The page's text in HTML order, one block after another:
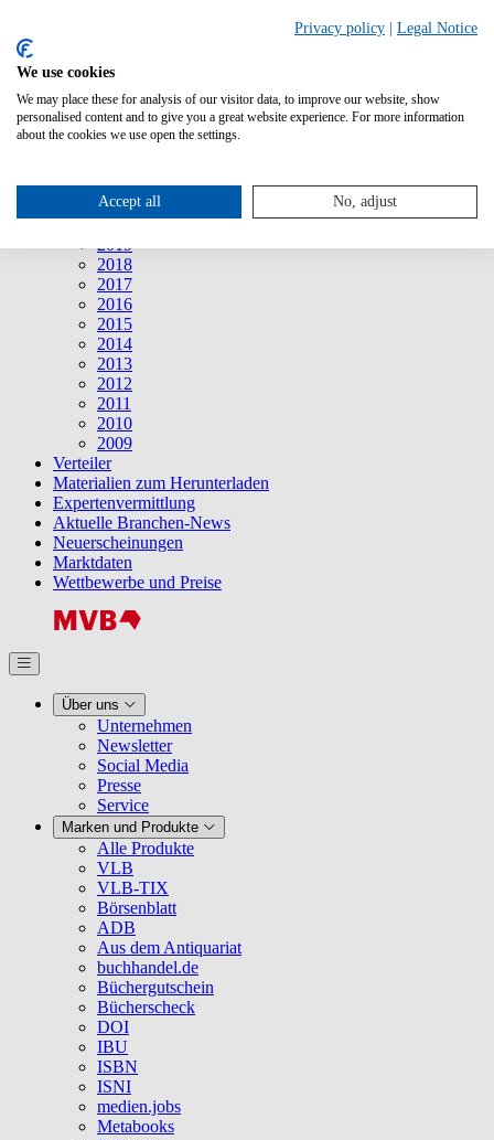
Mitteilungen
2026
2025
2024
2022
2021
2020
2019
2018
2017
2016
2015
2014
2013
2012
2011
2010
2009
Verteiler
Materialien zum Herunterladen
Expertenvermittlung
Aktuelle Branchen-News
Neuerscheinungen
Marktdaten
Wettbewerbe und Preise
Über uns
Unternehmen
Newsletter
Social Media
Presse
Service
Marken und Produkte
Alle Produkte
VLB
VLB-TIX
Börsenblatt
ADB
Aus dem Antiquariat
buchhandel.de
Büchergutschein
Bücherscheck
DOI
IBU
ISBN
ISNI
medien.jobs
Metabooks
Privacy policy Legal Notice
We use cookies
We may place these for analysis of our visitor data, to improve our website, show
personalised content and to give you a great website experience. For more information
about the cookies we use open the settings.
Accept all No, adjust